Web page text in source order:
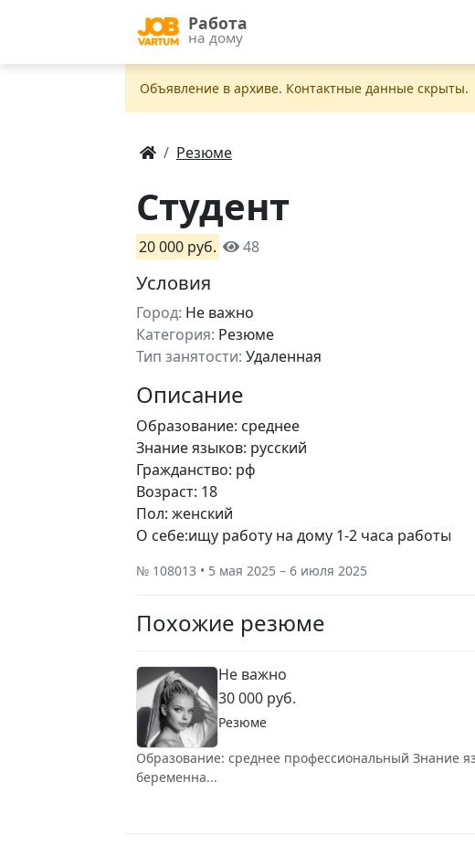
Работа
на дому
Объявление в apxивe. Контактные данные скрыты.
Резюме
Студент
20 000 руб. 48
Условия
Город: Не важно
Категория: Резюме
Тип занятости: Удаленная
Описание
Образование: среднее
Знание языков: русский
Гражданство: рф
Возраст: 18
Пол: женский
О себе:ищу работу на дому 1-2 часа работы
№ 108013 • 5 мая 2025 – 6 июля 2025
Похожие резюме
Не важно
30 000 руб.
Резюме
Образование: среднее профессиональный Знание
беременна...